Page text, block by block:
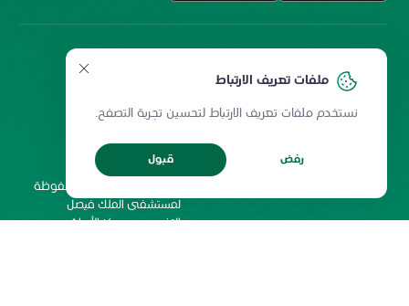
ملفات تعريف الارتباط
نستخدم ملفات تعريف الارتباط لتحسين تجربة التصفح.
رفض قبول
سياسة المشاركة الإلكترونية
سياسة الخصوصية
ميثاق المستخدمين
حقوق إعادة الطبع
شروط الاستخدام
2026 جميع الحقوق محفوظة
لمستشفى الملك فيصل
التخصصي ومركز الأبحاث